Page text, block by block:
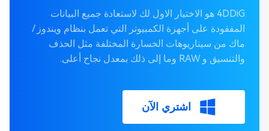
4DDiG هو الاختيار الاول لك لاستعادة جميع البيانات
المفقودة على أجهزة الكمبيوتر التي تعمل بنظام ويندوز /
ماك من سيناريوهات الخسارة المختلفة مثل الحذف
والتنسيق و RAW وما إلى ذلك بمعدل نجاح أعلى.
اشتري الآن